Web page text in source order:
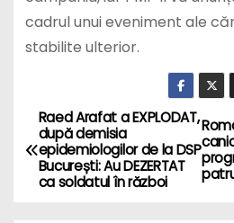
cadrul unui eveniment ale
stabilite ulterior.
P
o
Raed Arafat a EXPLODAT,
după demisia
epidemiologilor de la DSP
București: Au DEZERTAT
ca soldatul în război